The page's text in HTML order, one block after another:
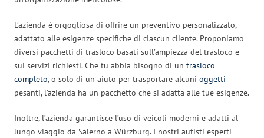
L’azienda è orgogliosa di offrire un preventivo personalizzato,
adattato alle esigenze specifiche di ciascun cliente. Proponiamo
diversi pacchetti di trasloco basati sull’ampiezza del trasloco e
sui servizi richiesti. Che tu abbia bisogno di un trasloco
completo, o solo di un aiuto per trasportare alcuni oggetti
pesanti, l’azienda ha un pacchetto che si adatta alle tue esigenze.
Inoltre, l’azienda garantisce l’uso di veicoli moderni e adatti al
lungo viaggio da Salerno a Würzburg. I nostri autisti esperti